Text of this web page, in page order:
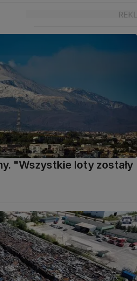
"Wszystkie loty zostały